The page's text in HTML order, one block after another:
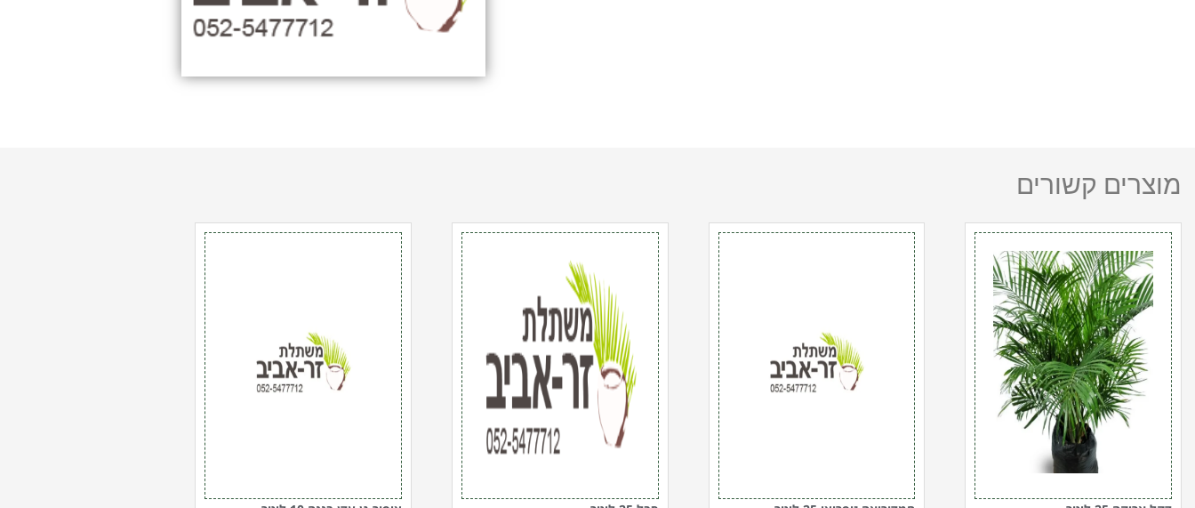
מוצרים קשורים
כמות
של
דקל
אריקה
25
ליטר
כמות
של
חמדוריאה
זיפריצי
25
ליטר
כמות
של
סבל
25
ליטר
כמות
של
ציפור
גן
עדן
בננה
10
ליטר